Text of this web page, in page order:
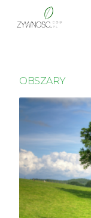
OBSZARY